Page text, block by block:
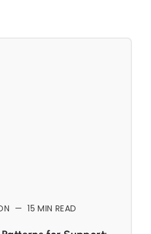
—15 MIN READ